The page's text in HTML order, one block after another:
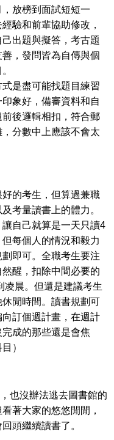
放榜到面試短短一
驗和前輩協助修改，
出題與擬答，考古題
，發問皆為自傳與個
是盡可能找題目練習
象好，備審資料和自
後邏輯相扣，符合郵
分數中上應該不會太
的考生，但算過兼職
考量讀書上的體力。
自己就算是一天只讀4
每個人的情況和毅力
即可。全職考生要注
醒，扣除中間必要的
凌晨。但還是建議考生
閒時間。讀書規劃可
訂個週計畫，在週計
成的那些還是會焦
）
也沒辦法逃去圖書館的
著大家的悠悠閒閒，
頭繼續讀書了。